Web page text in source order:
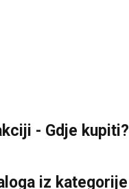
- Gdje kupiti?
iz kategorije